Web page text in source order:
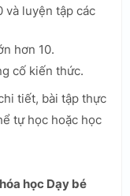
và luyện tập các
hơn 10.
cố kiến thức.
tiết, bài tập thực
tự học hoặc học
học Dạy bé